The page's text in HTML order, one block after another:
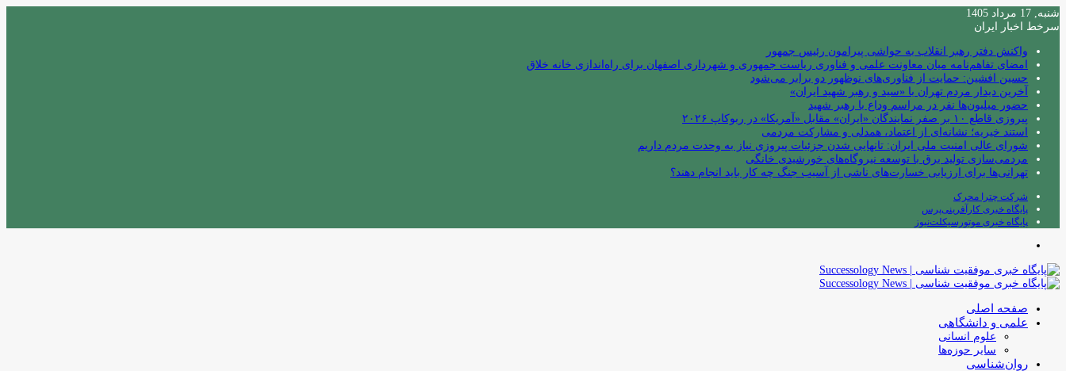
شنبه, 17 مرداد 1405
سرخط اخبار ایران
واکنش دفتر رهبر انقلاب به حواشی پیرامون رئیس جمهور
امضای تفاهم‌نامه میان معاونت علمی و فناوری ریاست جمهوری و شهرداری اصفهان برای راه‌اندازی خانه خلاق
حسین افشین: حمایت از فناوری‌های نوظهور دو برابر می‌شود
آخرین دیدار مردم تهران با «سید و رهبر شهید ایران»
حضور میلیون‌ها نفر در مراسم وداع با رهبر شهید
پیروزی قاطع ۱۰ بر صفر نمایندگان «ایران» مقابل «آمریکا» در ربوکاپ ۲۰۲۶
استند خیریه؛ نشانه‌ای از اعتماد، همدلی و مشارکت مردمی
شورای عالی امنیت ملی ایران: تانهایی شدن جزئیات پیروزی نیاز به وحدت مردم داریم
مردمی‌سازی تولید برق با توسعه نیروگاه‌های خورشیدی خانگی
تهرانی‌ها برای ارزیابی خسارت‌های ناشی از آسیب جنگ چه کار باید انجام دهند؟
شرکت چترا محرک
پایگاه خبری کارآفرینی‌پرس
پایگاه خبری موتورسیکلت‌نیوز
صفحه اصلی
علمی و دانشگاهی
علوم انسانی
سایر حوزه‌ها
روان‌شناسی